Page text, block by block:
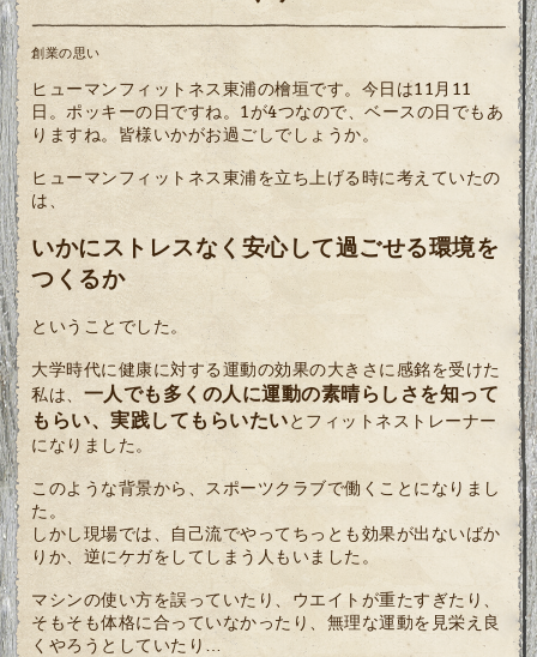
創業の思い
ヒューマンフィットネス東浦の檜垣です。今日は11月11
日。ポッキーの日ですね。1が4つなので、ベースの日でもあ
りますね。皆様いかがお過ごしでしょうか。
ヒューマンフィットネス東浦を立ち上げる時に考えていたの
は、
いかにストレスなく安心して過ごせる環境を
つくるか
ということでした。
大学時代に健康に対する運動の効果の大きさに感銘を受けた
私は、 一人でも多くの人に運動の素晴らしさを知って
もらい、実践してもらいたいとフィットネストレーナー
になりました。
このような背景から、スポーツクラブで働くことになりまし
た。
しかし現場では、自己流でやってちっとも効果が出ないばか
りか、逆にケガをしてしまう人もいました。
マシンの使い方を誤っていたり、ウエイトが重たすぎたり、
そもそも体格に合っていなかったり、無理な運動を見栄え良
くやろうとしていたり…